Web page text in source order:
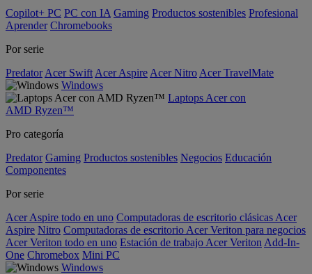
Copilot+ PC PC con IA Gaming Productos sostenibles Profesional
Aprender Chromebooks
Por serie
Predator Acer Swift Acer Aspire Acer Nitro Acer TravelMate
Windows
Laptops Acer con
AMD Ryzen™
Pro categoría
Predator Gaming Productos sostenibles Negocios Educación
Componentes
Por serie
Acer Aspire todo en uno Computadoras de escritorio clásicas Acer
Aspire Nitro Computadoras de escritorio Acer Veriton para negocios
Acer Veriton todo en uno Estación de trabajo Acer Veriton Add-In-
One Chromebox Mini PC
Windows